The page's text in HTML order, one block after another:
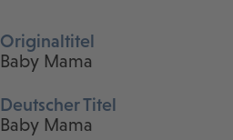
Originaltitel
Baby Mama
Deutscher Titel
Baby Mama